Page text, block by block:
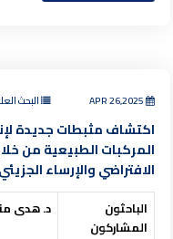
البحث
اكتشاف مثبطات جديدة
المركبات الطبيعية من
الافتراضي والإرساء الجزيئي
الباحثون
المشاركون
د. هدى